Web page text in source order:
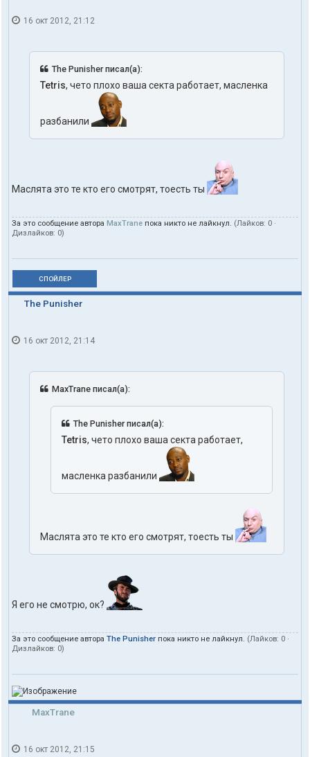
16 окт 2012, 21:12
The Punisher писал(а):
Tetris, чето плохо ваша секта работает, масленка
разбанили
Маслята это те кто его смотрят, тоесть ты
За это сообщение автора MaxTrane пока никто не лайкнул. (Лайков: 0 ·
Дизлайков: 0)
СПОЙЛЕР
The Punisher
16 окт 2012, 21:14
MaxTrane писал(а):
The Punisher писал(а):
Tetris, чето плохо ваша секта работает,
масленка разбанили
Маслята это те кто его смотрят, тоесть ты
Я его не смотрю, ок?
За это сообщение автора The Punisher пока никто не лайкнул. (Лайков: 0 ·
Дизлайков: 0)
MaxTrane
16 окт 2012, 21:15